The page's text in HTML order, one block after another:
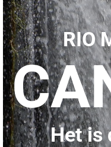
RIO
Het is